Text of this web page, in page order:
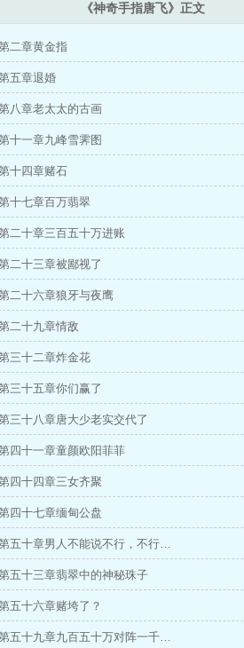
《神奇手指唐飞》正文
二章黄金指
五章退婚
八章老太太的古画
十一章九峰雪霁图
十四章赌石
十七章百万翡翠
二十章三百五十万进账
二十三章被鄙视了
二十六章狼牙与夜鹰
二十九章情敌
三十二章炸金花
三十五章你们赢了
三十八章唐大少老实交代了
四十一章童颜欧阳菲菲
四十四章三女齐聚
四十七章缅甸公盘
五十章男人不能说不行，不行…
五十三章翡翠中的神秘珠子
五十六章赌垮了？
五十九章九百五十万对阵一千…